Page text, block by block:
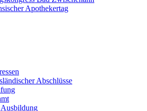
Apothekertag
Abschlüsse